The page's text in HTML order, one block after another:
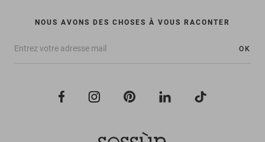
NOUS AVONS DES CHOSES À VOUS RACONTER
OK